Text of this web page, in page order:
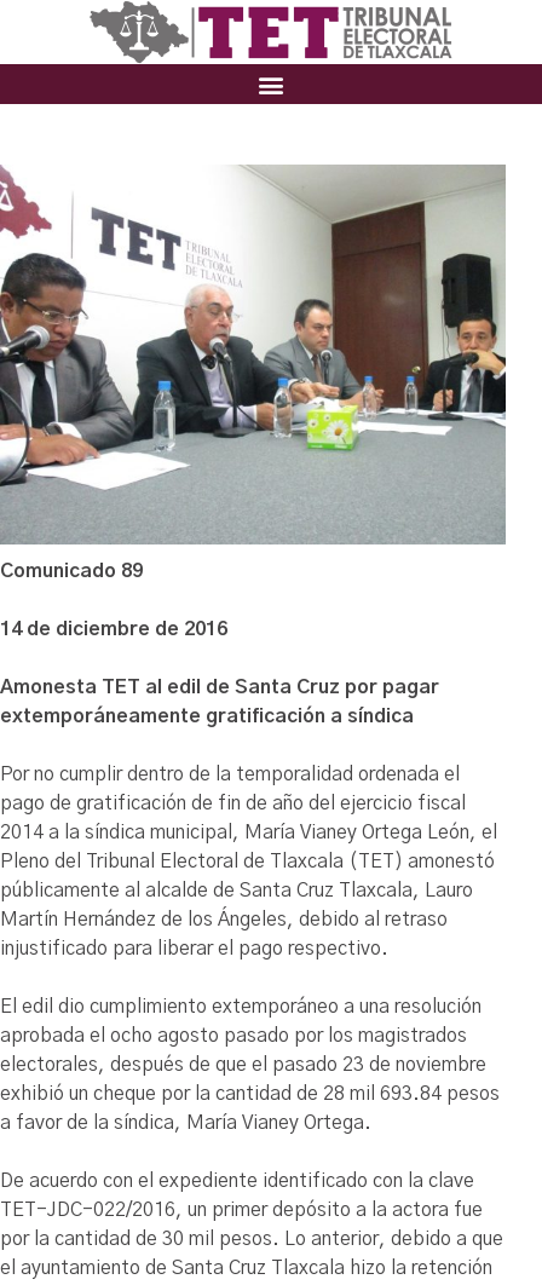
Comunicado 89
14 de diciembre de 2016
Amonesta TET al edil de Santa Cruz por pagar
extemporáneamente gratificación a síndica
Por no cumplir dentro de la temporalidad ordenada el
pago de gratificación de fin de año del ejercicio fiscal
2014 a la síndica municipal, María Vianey Ortega León, el
Pleno del Tribunal Electoral de Tlaxcala (TET) amonestó
públicamente al alcalde de Santa Cruz Tlaxcala, Lauro
Martín Hernández de los Ángeles, debido al retraso
injustificado para liberar el pago respectivo.
El edil dio cumplimiento extemporáneo a una resolución
aprobada el ocho agosto pasado por los magistrados
electorales, después de que el pasado 23 de noviembre
exhibió un cheque por la cantidad de 28 mil 693.84 pesos
a favor de la síndica, María Vianey Ortega.
De acuerdo con el expediente identificado con la clave
TET-JDC-022/2016, un primer depósito a la actora fue
por la cantidad de 30 mil pesos. Lo anterior, debido a que
el ayuntamiento de Santa Cruz Tlaxcala hizo la retención